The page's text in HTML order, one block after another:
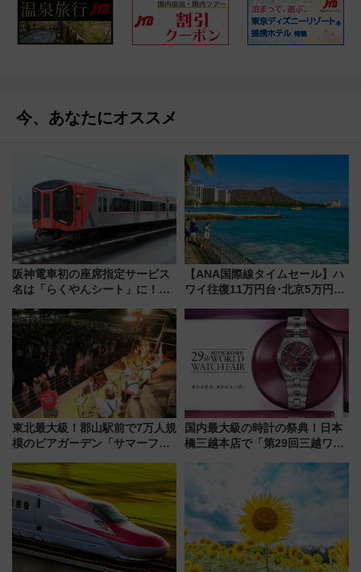
今、あなたにオススメ
阪神電車初の座席指定サービス
名は「らくやんシート」に！新
を快適移動
【ANA国際線タイムセール】ハ
ワイ往復11万円台･北京5万円台
来春のGW旅行まで狙える激ア
ツ路線まとめ（8/10まで）
東北最大級！郡山駅前で7万人規
模のビアガーデン「サマーフェ
7/24-26開催！ 有料席はJRE
MALLで予約可能
国内最大級の時計の祭典！日本
橋三越本店で「第29回三越ワー
【2026年8月5日～25日】